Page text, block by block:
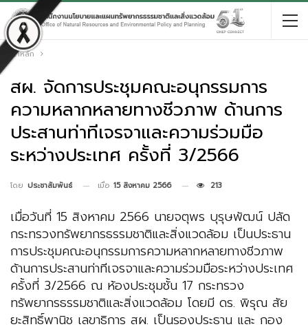
หน้าหลัก
สผ. จัดการประชุมคณะอนุกรรมการ
ความหลากหลายทางชีวภาพ ด้านการ
ประสานท่าทีเจรจาและความร่วมมือ
ระหว่างประเทศ ครั้งที่ 3/2566
โดย ประชาสัมพันธ์ เมื่อ 15 สิงหาคม 2566 213
เมื่อวันที่ 15 สิงหาคม 2566 นายจตุพร บุรุษพัฒน์ ปลัด
กระทรวงทรัพยากรธรรมชาติและสิ่งแวดล้อม เป็นประธาน
การประชุมคณะอนุกรรมการความหลากหลายทางชีวภาพ
ด้านการประสานท่าทีเจรจาและความร่วมมือระหว่างประเทศ
ครั้งที่ 3/2566 ณ ห้องประชุมชั้น 17 กระทรวง
ทรัพยากรธรรมชาติและสิ่งแวดล้อม โดยมี ดร. พิรุณ สัย
ยะสิทธิ์พานิช เลขาธิการ สผ. เป็นรองประธาน และ กอง